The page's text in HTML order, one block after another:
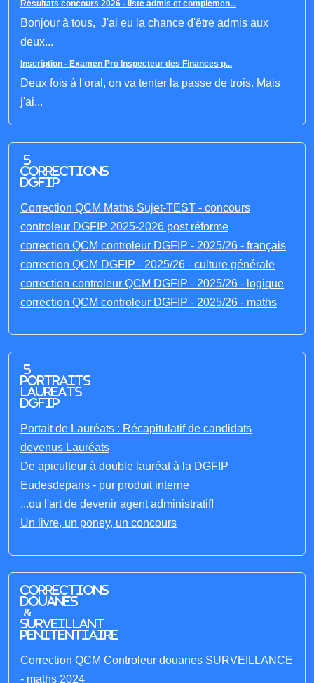
Résultats concours 2026 - liste admis et complémen...
Bonjour à tous, J'ai eu la chance d'être admis aux
deux...
Inscription - Examen Pro Inspecteur des Finances p...
Deux fois à l'oral, on va tenter la passe de trois. Mais
j'ai...
5
corrections
DGFIP
Correction QCM Maths Sujet-TEST - concours
controleur DGFIP 2025-2026 post réforme
correction QCM controleur DGFIP - 2025/26 - français
correction QCM DGFIP - 2025/26 - culture générale
correction controleur QCM DGFIP - 2025/26 - logique
correction QCM controleur DGFIP - 2025/26 - maths
5
portraits
laureats
DGFIP
Portait de Lauréats : Récapitulatif de candidats
devenus Lauréats
De apiculteur à double lauréat à la DGFIP
Eudesdeparis - pur produit interne
...ou l'art de devenir agent administratif!
Un livre, un poney, un concours
Corrections
Douanes
&
Surveillant
penitentiaire
Correction QCM Controleur douanes SURVEILLANCE
- maths 2024